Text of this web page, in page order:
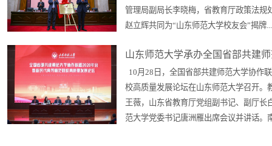
管理局副局长李晓梅，省教育厅政策法规
赵立辉共同为“山东师范大学校友会”揭牌
山东师范大学承办全国省部共建
10月28日，全国省部共建师范大学协作
校高质量发展论坛在山东师范大学召开。
王薇，山东省教育厅党组副书记、副厅长
范大学党委书记唐洲雁出席会议并讲话。